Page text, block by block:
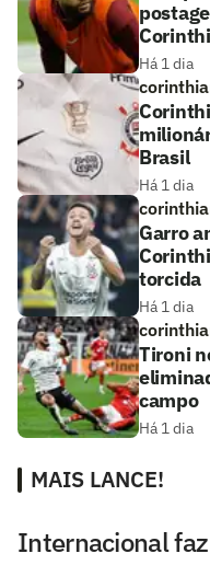
Há 1 dia
Brasil
Há 1 dia
Garro
torcida
Há 1 dia
Tironi
campo
Há 1 dia
MAIS LANCE!
Internacional